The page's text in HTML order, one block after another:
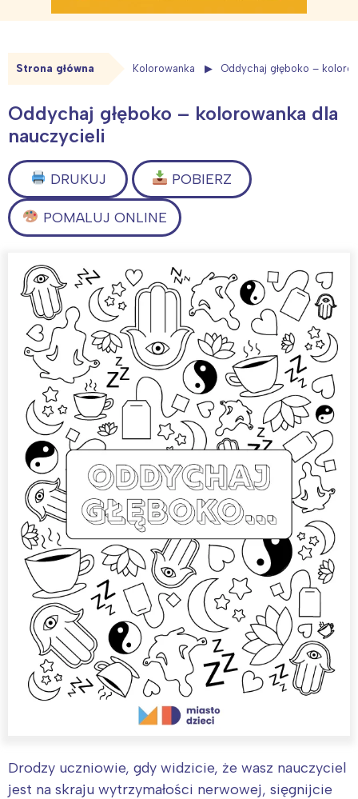
Strona główna Kolorowanka Oddychaj głęboko –
Oddychaj głęboko – kolorowanka dla
nauczycieli
DRUKUJ POBIERZ
POMALUJ ONLINE
Drodzy uczniowie, gdy widzicie, że wasz nauczyciel
jest na skraju wytrzymałości nerwowej, sięgnijcie